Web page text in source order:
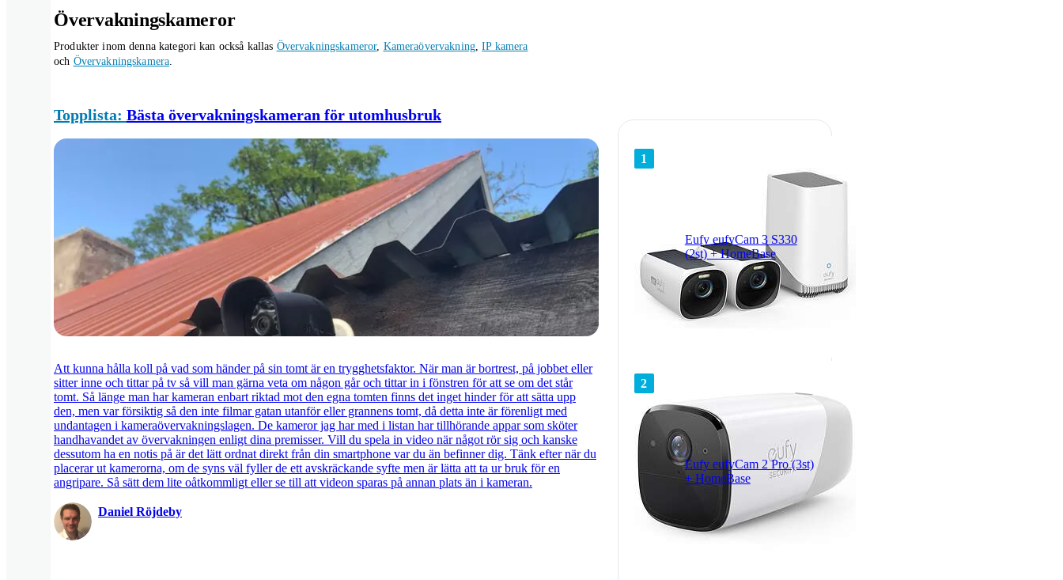
Övervakningskameror
Produkter inom denna kategori kan också kallas Övervakningskameror, Kameraövervakning,IP kamera
och Övervakningskamera.
Topplista: Bästa övervakningskameran för utomhusbruk
Att kunna hålla koll på vad som händer på sin tomt är en trygghetsfaktor. När man är bortrest, på jobbet eller
sitter inne och tittar på tv så vill man gärna veta om någon går och tittar in i fönstren för att se om det står
tomt. Så länge man har kameran enbart riktad mot den egna tomten finns det inget hinder för att sätta upp
den, men var försiktig så den inte filmar gatan utanför eller grannens tomt, då detta inte är förenligt med
undantagen i kameraövervakningslagen. De kameror jag har med i listan har tillhörande appar som sköter
handhavandet av övervakningen enligt dina premisser. Vill du spela in video när något rör sig och kanske
dessutom ha en notis på är det lätt ordnat direkt från din smartphone var du än befinner dig. Tänk efter när du
placerar ut kamerorna, om de syns väl fyller de ett avskräckande syfte men är lätta att ta ur bruk för en
angripare. Så sätt dem lite oåtkommligt eller se till att videon sparas på annan plats än i kameran.
Daniel Röjdeby
1
Eufy eufyCam 3 S330
(2st) + HomeBase
2
Eufy eufyCam 2 Pro (3st)
+ HomeBase